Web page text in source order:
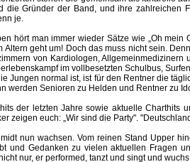
die Gründer der Band, und ihre zahlreichen
je.
hört man immer wieder Sätze wie „Oh mein
geht um! Doch das muss nicht sein.
von Kardiologen, Allgemeinmedizinern
im vollbesetzten Schulbus,
Jungen normal ist, ist für den Rentner die
werden Senioren zu Helden und Rentner zu
der letzten Jahre sowie aktuelle Charthits
zeigen euch: „Wir sind die Party".
nun wachsen. Vom reinen Stand Upper
und Gedanken zu vielen aktuellen Fragen
nur, er performed, tanzt und singt und